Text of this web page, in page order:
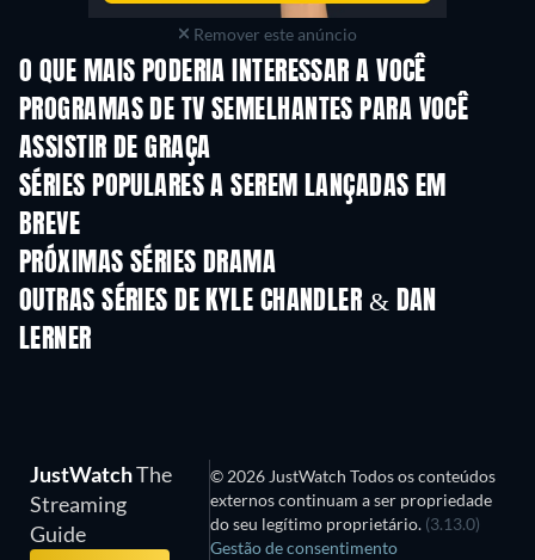
Remover este anúncio
O QUE MAIS PODERIA INTERESSAR A VOCÊ
Série Série
PROGRAMAS DE TV SEMELHANTES PARA VOCÊ
ASSISTIR DE GRAÇA
SÉRIES POPULARES A SEREM LANÇADAS EM
BREVE
PRÓXIMAS SÉRIES DRAMA
Temporada 4
OUTRAS SÉRIES DE KYLE CHANDLER & DAN
LERNER
JustWatchThe
Streaming
Guide
© 2026 JustWatch Todos os conteúdos
externos continuam a ser propriedade
do seu legítimo proprietário. (3.13.0)
Gestão de consentimento